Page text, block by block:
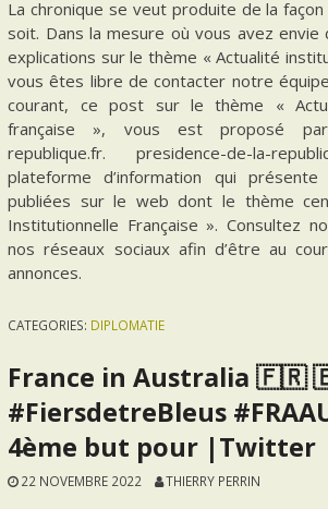
La chronique se veut produite de la
soit. Dans la mesure où vous avez envie
explications sur le thème « Actualité
vous êtes libre de contacter notre
courant, ce post sur le thème «
française », vous est proposé par
republique.fr. presidence-de-la-
plateforme d’information qui
publiées sur le web dont le thème
Institutionnelle Française ». Consultez
nos réseaux sociaux afin d’être au
annonces.
CATEGORIES: DIPLOMATIE
France in Australia 🇫🇷
#FiersdetreBleus
4ème but pour |Twitter
22 NOVEMBRE 2022 THIERRY PERRIN